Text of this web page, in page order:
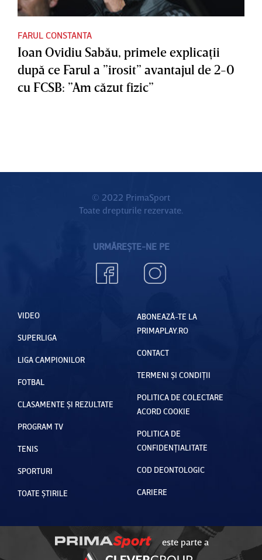
FARUL CONSTANTA
Ioan Ovidiu Sabău, primele explicaţii
după ce Farul a ”irosit” avantajul de 2-0
cu FCSB: ”Am căzut fizic”
© 2022 PrimaSport
Toate drepturile rezervate.
URMĂREȘTE-NE PE
VIDEO
SUPERLIGA
LIGA CAMPIONILOR
FOTBAL
CLASAMENTE ȘI REZULTATE
PROGRAM TV
TENIS
SPORTURI
TOATE ȘTIRILE
ABONEAZĂ-TE LA
PRIMAPLAY.RO
CONTACT
TERMENI ȘI CONDIȚII
POLITICA DE COLECTARE
ACORD COOKIE
POLITICA DE
CONFIDENȚIALITATE
COD DEONTOLOGIC
CARIERE
este parte a